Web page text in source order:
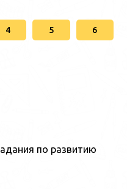
4 5 6
по развитию